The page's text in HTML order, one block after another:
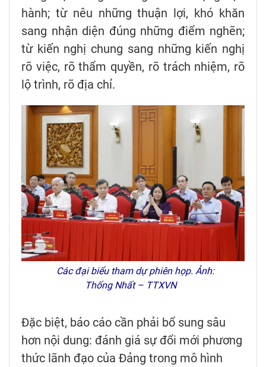
hành; từ nêu những thuận lợi, khó khăn
sang nhận diện đúng những điểm nghẽn;
từ kiến nghị chung sang những kiến nghị
rõ việc, rõ thẩm quyền, rõ trách nhiệm, rõ
lộ trình, rõ địa chỉ.
Các đại biểu tham dự phiên họp. Ảnh:
Thống Nhất – TTXVN
Đặc biệt, báo cáo cần phải bổ sung sâu
hơn nội dung: đánh giá sự đổi mới phương
thức lãnh đạo của Đảng trong mô hình